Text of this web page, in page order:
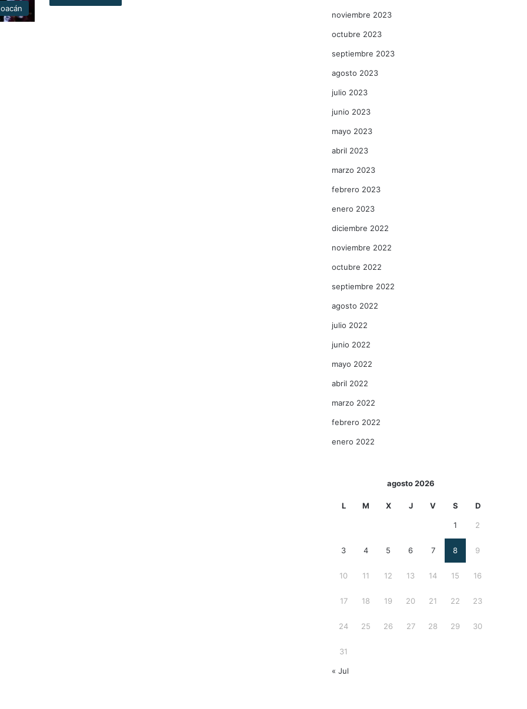
noviembre 2023
octubre 2023
septiembre 2023
agosto 2023
julio 2023
junio 2023
mayo 2023
abril 2023
marzo 2023
febrero 2023
enero 2023
diciembre 2022
noviembre 2022
octubre 2022
septiembre 2022
agosto 2022
julio 2022
junio 2022
mayo 2022
abril 2022
marzo 2022
febrero 2022
enero 2022
agosto 2026
L M X J V S D
1 2
3 4 5 6 7 8 9
10 11 12 13 14 15 16
17 18 19 20 21 22 23
24 25 26 27 28 29 30
31
« Jul